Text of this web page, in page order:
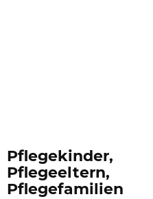
Pflegekinder,
Pflegeeltern,
Pflegefamilien